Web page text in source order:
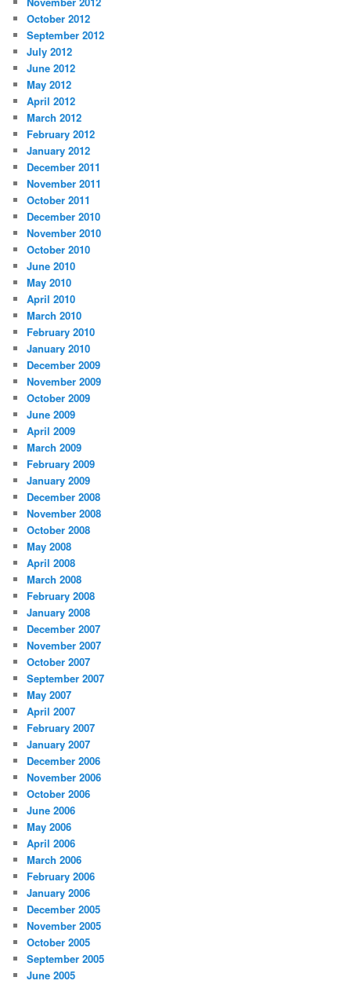
October 2012
September 2012
July 2012
June 2012
May 2012
April 2012
March 2012
February 2012
January 2012
December 2011
November 2011
October 2011
December 2010
November 2010
October 2010
June 2010
May 2010
April 2010
March 2010
February 2010
January 2010
December 2009
November 2009
October 2009
June 2009
April 2009
March 2009
February 2009
January 2009
December 2008
November 2008
October 2008
May 2008
April 2008
March 2008
February 2008
January 2008
December 2007
November 2007
October 2007
September 2007
May 2007
April 2007
February 2007
January 2007
December 2006
November 2006
October 2006
June 2006
May 2006
April 2006
March 2006
February 2006
January 2006
December 2005
November 2005
October 2005
September 2005
June 2005